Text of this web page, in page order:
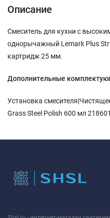
Описание
Смеситель для кухни с
однорычажный Lemark Plus
картридж 25 мм.
Дополнительные
Установка
Grass Steel Polish 600 мл 218601